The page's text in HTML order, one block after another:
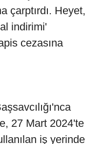
çarptırdı. Heyet,
indirimi'
cezasına
27 Mart 2024'te
iş yerinde